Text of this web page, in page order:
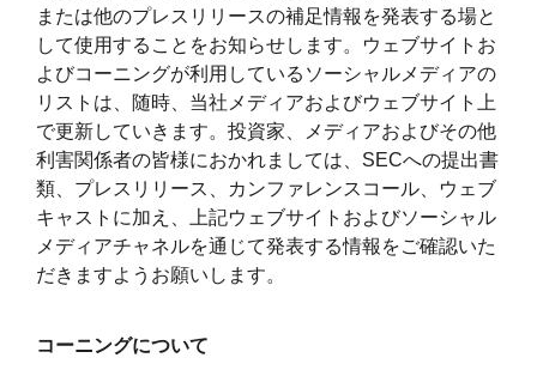
または他のプレスリリースの補足情報を発表する場と
して使用することをお知らせします。ウェブサイトお
よびコーニングが利用しているソーシャルメディアの
リストは、随時、当社メディアおよびウェブサイト上
で更新していきます。投資家、メディアおよびその他
利害関係者の皆様におかれましては、SECへの提出書
類、プレスリリース、カンファレンスコール、ウェブ
キャストに加え、上記ウェブサイトおよびソーシャル
メディアチャネルを通じて発表する情報をご確認いた
だきますようお願いします。
コーニングについて